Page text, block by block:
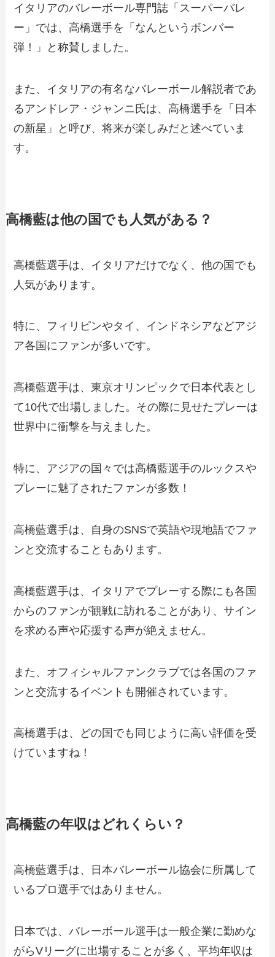
イタリアのバレーボール専門誌「スーパーバレ
ー」では、高橋選手を「なんというボンバー
弾！」と称賛しました。
また、イタリアの有名なバレーボール解説者であ
るアンドレア・ジャンニ氏は、高橋選手を「日本
の新星」と呼び、将来が楽しみだと述べていま
す。
高橋藍は他の国でも人気がある？
高橋藍選手は、イタリアだけでなく、他の国でも
人気があります。
特に、フィリピンやタイ、インドネシアなどアジ
ア各国にファンが多いです。
高橋藍選手は、東京オリンピックで日本代表とし
て10代で出場しました。その際に見せたプレーは
世界中に衝撃を与えました。
特に、アジアの国々では高橋藍選手のルックスや
プレーに魅了されたファンが多数！
高橋藍選手は、自身のSNSで英語や現地語でファ
ンと交流することもあります。
高橋藍選手は、イタリアでプレーする際にも各国
からのファンが観戦に訪れることがあり、サイン
を求める声や応援する声が絶えません。
また、オフィシャルファンクラブでは各国のファ
ンと交流するイベントも開催されています。
高橋選手は、どの国でも同じように高い評価を受
けていますね！
高橋藍の年収はどれくらい？
高橋藍選手は、日本バレーボール協会に所属して
いるプロ選手ではありません。
日本では、バレーボール選手は一般企業に勤めな
がらVリーグに出場することが多く、平均年収は